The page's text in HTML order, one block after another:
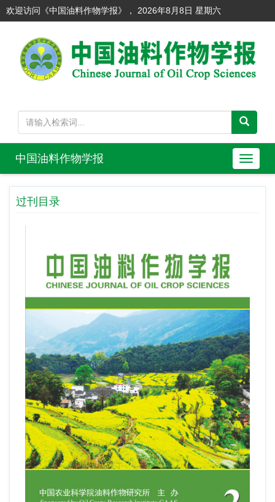
欢迎访问《中国油料作物学报》， 2026年8月8日 星期六
导
航
中国油料作物学报
过刊目录